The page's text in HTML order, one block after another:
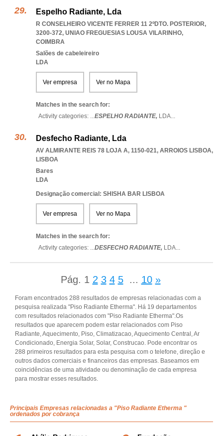
Espelho Radiante, Lda
R CONSELHEIRO VICENTE FERRER 11 2ºDTO. POSTERIOR,
3200-372, UNIAO FREGUESIAS LOUSA VILARINHO,
COIMBRA
Salões de cabeleireiro
LDA
Ver empresa Ver no Mapa
Matches in the search for:
Activity categories: ...ESPELHO RADIANTE, LDA...
Desfecho Radiante, Lda
AV ALMIRANTE REIS 78 LOJA A, 1150-021, ARROIOS LISBOA,
LISBOA
Bares
LDA
Designação comercial: SHISHA BAR LISBOA
Ver empresa Ver no Mapa
Matches in the search for:
Activity categories: ...DESFECHO RADIANTE, LDA...
Pág. 1 2 3 4 5 ... 10 »
Foram encontrados 288 resultados de empresas relacionadas com a
pesquisa realizada "Piso Radiante Etherma". Há 19 departamentos
com resultados relacionados com "Piso Radiante Etherma".Os
resultados que aparecem podem estar relacionados com Piso
Radiante, Aquecimento, Piso, Climatizacao, Aquecimento Central, Ar
Condicionado, Energia Solar, Solar, Construcao. Pode encontrar os
288 primeiros resultados para esta pesquisa com o telefone, direção e
outros dados comerciais e financeiros das empresas. Baseamos em
coincidências de uma atividade ou denominação de cada empresa
para mostrar esses resultados.
Principais Empresas relacionadas a "Piso Radiante Etherma "
ordenados por cobrança